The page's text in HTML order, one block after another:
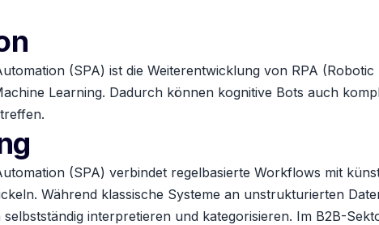
(SPA) ist die Weiterentwicklung von RPA
Learning. Dadurch können kognitive Bots auch
(SPA) verbindet regelbasierte Workflows mit
Während klassische Systeme an unstrukturierten
interpretieren und kategorisieren. Im B2B-